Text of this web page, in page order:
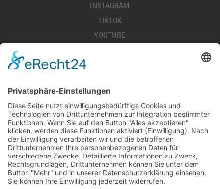
INSTAGRAM
TIKTOK
YOUTUBE
AGB
HALLENORDNUNG
KONTAKT
PRESSE
STELLENANGEBOTE
DEL-LIVESCORES
© 2026 LÖWEN FRANKFURT EISHOCKEY-BETRIEBS GMBH